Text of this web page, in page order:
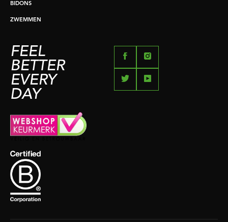
BIDONS
ZWEMMEN
FEEL
BETTER
EVERY
DAY